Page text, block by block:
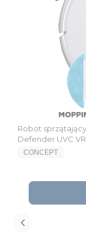
Robot sprzątający z
Defender UVC
PRODUCENT
CONCEPT